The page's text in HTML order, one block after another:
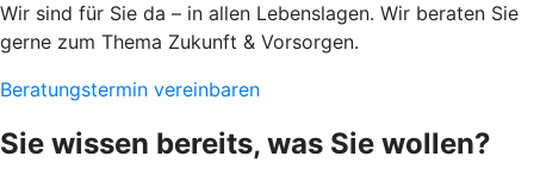
Wir sind für Sie da – in allen Lebenslagen. Wir beraten Sie
gerne zum Thema Zukunft & Vorsorgen.
Beratungstermin vereinbaren
Sie wissen bereits, was Sie wollen?